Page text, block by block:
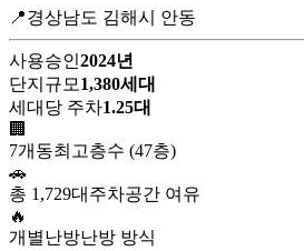
📍경상남도 김해시 안동
사용승인2024년
단지규모 1,380세대
세대당 주차1.25대
🏢
7개동최고층수 (47층)
🚗
총 1,729대 주차공간 여유
🔥
개별난방난방 방식